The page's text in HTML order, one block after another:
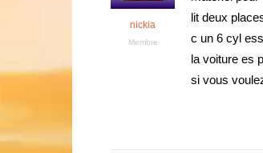
nickia
Membre
lit deux
c un 6 cyl
la voiture es
si vous